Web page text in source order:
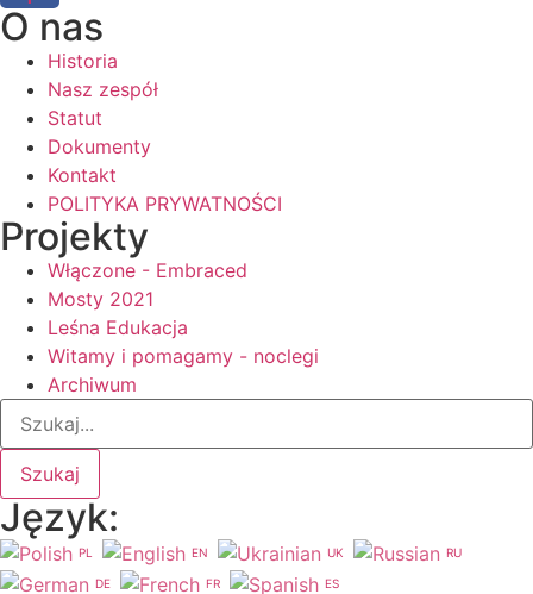
O nas
Historia
Nasz zespół
Statut
Dokumenty
Kontakt
POLITYKA PRYWATNOŚCI
Projekty
Włączone - Embraced
Mosty 2021
Leśna Edukacja
Witamy i pomagamy - noclegi
Archiwum
Szukaj
Język:
PL EN UK RU
DE FR ES